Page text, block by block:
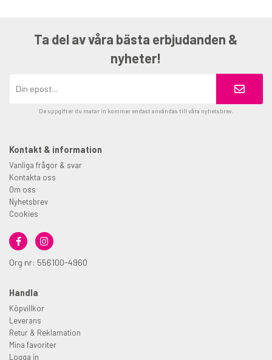
Ta del av våra bästa erbjudanden &
nyheter!
De uppgifter du matar in kommer endast användas till våra nyhetsbrev.
Kontakt & information
Vanliga frågor & svar
Kontakta oss
Om oss
Nyhetsbrev
Cookies
Org nr: 556100-4960
Handla
Köpvillkor
Leverans
Retur & Reklamation
Mina favoriter
Logga in